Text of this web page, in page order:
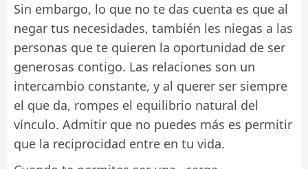
Sin embargo, lo que no te das cuenta es que al
negar tus necesidades, también les niegas a las
personas que te quieren la oportunidad de ser
generosas contigo. Las relaciones son un
intercambio constante, y al querer ser siempre
el que da, rompes el equilibrio natural del
vínculo. Admitir que no puedes más es permitir
que la reciprocidad entre en tu vida.